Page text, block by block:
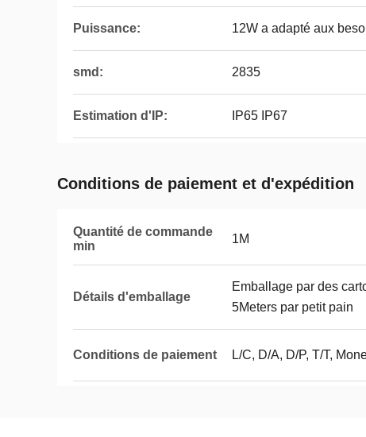
Puissance: 12W a adapté aux
smd: 2835
Estimation d'IP: IP65 IP67
Conditions de paiement et d'expédition
Quantité de commande
min
1M
Détails d'emballage
Emballage par des
5Meters par petit pain
Conditions de paiement L/C, D/A, D/P, T/T,